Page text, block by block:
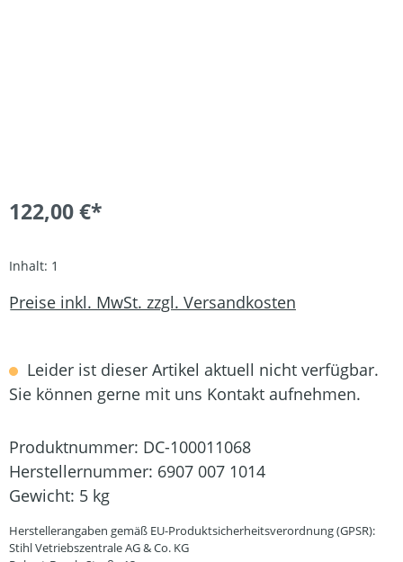
122,00 €*
Inhalt: 1
Preise inkl. MwSt. zzgl. Versandkosten
Leider ist dieser Artikel aktuell nicht verfügbar.
Sie können gerne mit uns Kontakt aufnehmen.
Produktnummer: DC-100011068
Herstellernummer: 6907 007 1014
Gewicht: 5 kg
Herstellerangaben gemäß EU-Produktsicherheitsverordnung (GPSR):
Stihl Vetriebszentrale AG & Co. KG